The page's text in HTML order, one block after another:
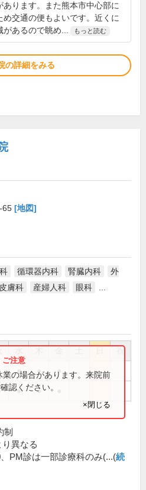
あります。また熊本市中心部に
め交通の便もよいです。近くに
があるので眺め...
もっと読む
の詳細をみる
65 [地図]
循環器内科 腎臓内科
外
皮膚科 産婦人科 眼科
祝
● ● ●
● ●
の場合があります。来院前
認ください。
×閉じる
制
異なる
PM診は一部診療科のみ(...(続